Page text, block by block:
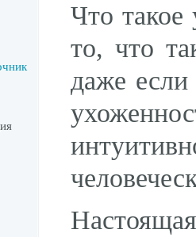
Что такое
то, что
даже